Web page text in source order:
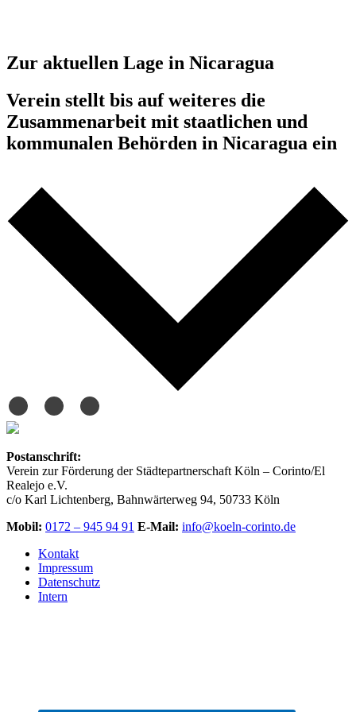
Zur aktuellen Lage in Nicaragua
Verein stellt bis auf weiteres die
Zusammenarbeit mit staatlichen und
kommunalen Behörden in Nicaragua ein
Postanschrift:
Verein zur Förderung der Städtepartnerschaft Köln – Corinto/El
Realejo e.V.
c/o Karl Lichtenberg, Bahnwärterweg 94, 50733 Köln
Mobil: 0172 – 945 94 91 E-Mail: info@koeln-corinto.de
Kontakt
Impressum
Datenschutz
Intern